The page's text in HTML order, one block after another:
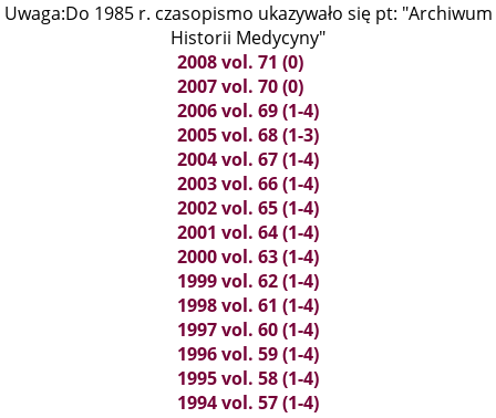
Uwaga:Do 1985 r. czasopismo ukazywało się pt: "Archiwum
Historii Medycyny"
2008 vol. 71 (0)
2007 vol. 70 (0)
2006 vol. 69 (1-4)
2005 vol. 68 (1-3)
2004 vol. 67 (1-4)
2003 vol. 66 (1-4)
2002 vol. 65 (1-4)
2001 vol. 64 (1-4)
2000 vol. 63 (1-4)
1999 vol. 62 (1-4)
1998 vol. 61 (1-4)
1997 vol. 60 (1-4)
1996 vol. 59 (1-4)
1995 vol. 58 (1-4)
1994 vol. 57 (1-4)